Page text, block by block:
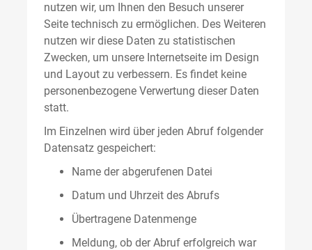
nutzen wir, um Ihnen den Besuch unserer
Seite technisch zu ermöglichen. Des Weiteren
nutzen wir diese Daten zu statistischen
Zwecken, um unsere Internetseite im Design
und Layout zu verbessern. Es findet keine
personenbezogene Verwertung dieser Daten
statt.
Im Einzelnen wird über jeden Abruf folgender
Datensatz gespeichert:
Name der abgerufenen Datei
Datum und Uhrzeit des Abrufs
Übertragene Datenmenge
Meldung, ob der Abruf erfolgreich war